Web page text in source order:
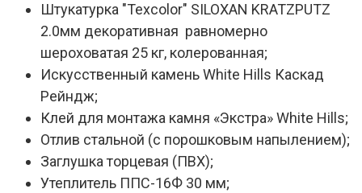
Штукатурка "Texcolor" SILOXAN KRATZPUTZ
2.0мм декоративная равномерно
шероховатая 25 кг, колерованная;
Искусственный камень White Hills Каскад
Рейндж;
Клей для монтажа камня «Экстра» White Hills;
Отлив стальной (с порошковым напылением);
Заглушка торцевая (ПВХ);
Утеплитель ППС-16Ф 30 мм;